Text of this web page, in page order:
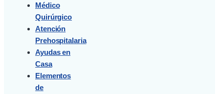
Médico
Quirúrgico
Atención
Prehospitalaria
Ayudas en
Casa
Elementos
de